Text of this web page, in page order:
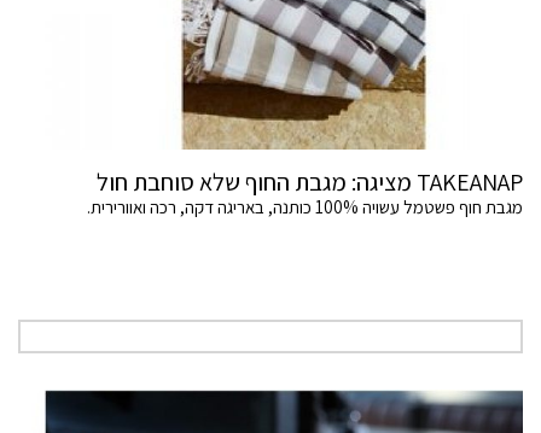
TAKEANAP מציגה: מגבת החוף שלא סוחבת חול
מגבת חוף פשטמל עשויה 100% כותנה, באריגה דקה, רכה ואוורירית.